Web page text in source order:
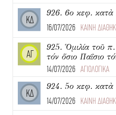
ΚΔ
926. 6ο κεφ. κατὰ
16/07/2026 ΚΑΙΝΗ
ΑΓ
925. Ὁμιλία τοῦ
τόν ὅσιο Παΐσιο
14/07/2026 ΑΓΙΟΛΟΓΙΚΑ
ΚΔ
924. 5ο κεφ. κατὰ
14/07/2026 ΚΑΙΝΗ